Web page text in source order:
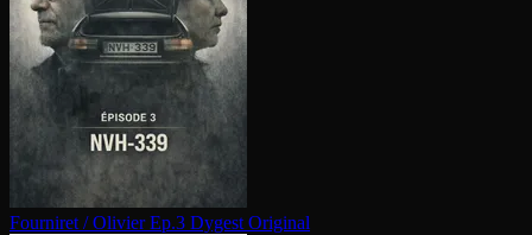
Fourniret / Olivier Ep.3 Dygest Original